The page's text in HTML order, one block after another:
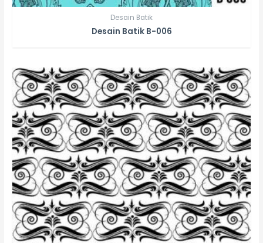
Desain Batik
Desain Batik B-006